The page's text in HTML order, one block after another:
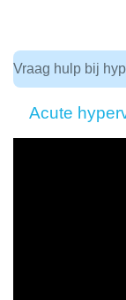
Vraag hulp bij
Acute